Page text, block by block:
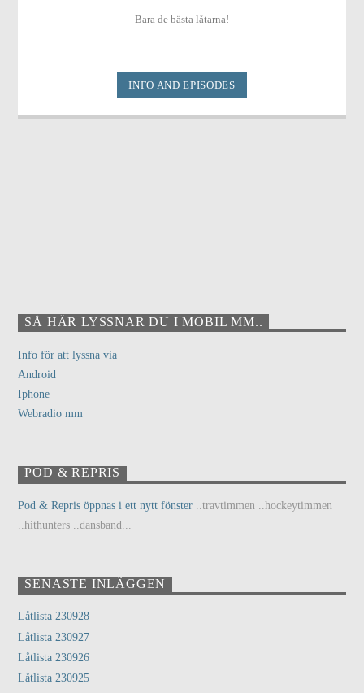
Bara de bästa låtarna!
INFO AND EPISODES
SÅ HÄR LYSSNAR DU I MOBIL MM..
Info för att lyssna via
Android
Iphone
Webradio mm
POD & REPRIS
Pod & Repris öppnas i ett nytt fönster ..travtimmen ..hockeytimmen
..hithunters ..dansband...
SENASTE INLÄGGEN
Låtlista 230928
Låtlista 230927
Låtlista 230926
Låtlista 230925